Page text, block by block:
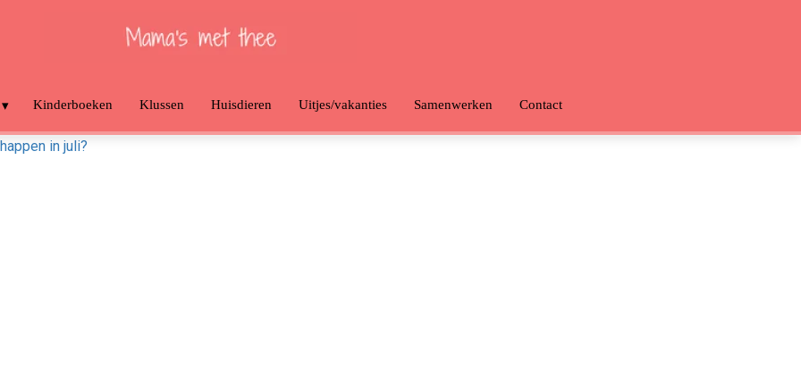
Kinderboeken Klussen Huisdieren Uitjes/vakanties Samenwerken Contact
in juli?